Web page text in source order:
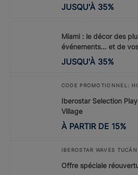
JUSQU'À 35%
Miami : le décor des
événements… et de
JUSQU'À 35%
CODE PROMOTIONNEL:
Iberostar Selection
Village
À PARTIR DE 15%
IBEROSTAR WAVES TUCÁN
Offre spéciale